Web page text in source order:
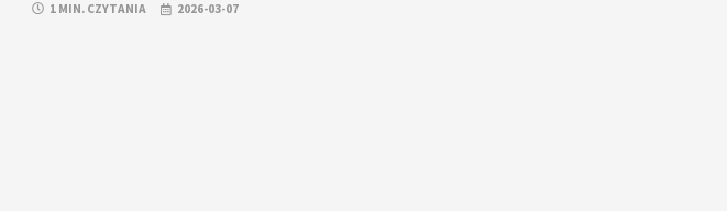
1 MIN. CZYTANIA 2026-03-07